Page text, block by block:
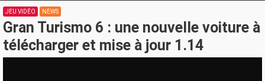
JEU VIDÉO NEWS
Gran Turismo 6 : une nouvelle voiture à
télécharger et mise à jour 1.14